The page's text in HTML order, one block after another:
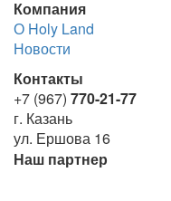
Компания
О Holy Land
Новости
Контакты
+7 (967) 770-21-77
г. Казань
ул. Ершова 16
Наш партнер